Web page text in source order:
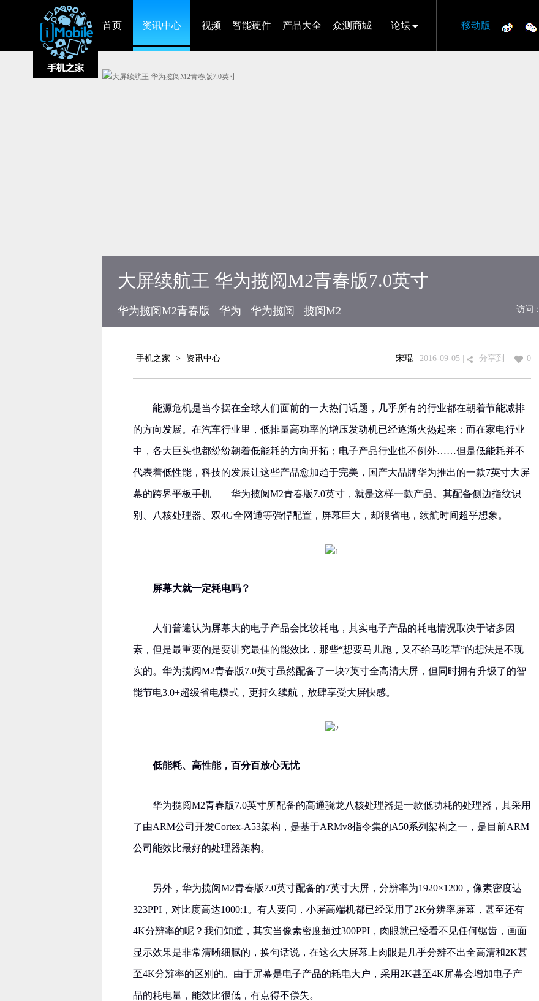
首页 资讯中心 视频 智能硬件 产品大全 众测商城 论坛 移动版
大屏续航王 华为揽阅M2青春版7.0英寸
华为揽阅M2青春版 华为 华为揽阅 揽阅M2 访问：
手机之家 > 资讯中心 宋琨 | 2016-09-05 | 分享到 0
能源危机是当今摆在全球人们面前的一大热门话题，几乎所有的行业都在朝着节能减排
的方向发展。在汽车行业里，低排量高功率的增压发动机已经逐渐火热起来；而在家电行业
中，各大巨头也都纷纷朝着低能耗的方向开拓；电子产品行业也不例外……但是低能耗并不
代表着低性能，科技的发展让这些产品愈加趋于完美，国产大品牌华为推出的一款7英寸大屏
幕的跨界平板手机——华为揽阅M2青春版7.0英寸，就是这样一款产品。其配备侧边指纹识
别、八核处理器、双4G全网通等强悍配置，屏幕巨大，却很省电，续航时间超乎想象。
屏幕大就一定耗电吗？
人们普遍认为屏幕大的电子产品会比较耗电，其实电子产品的耗电情况取决于诸多因
素，但是最重要的是要讲究最佳的能效比，那些“想要马儿跑，又不给马吃草”的想法是不现
实的。华为揽阅M2青春版7.0英寸虽然配备了一块7英寸全高清大屏，但同时拥有升级了的智
能节电3.0+超级省电模式，更持久续航，放肆享受大屏快感。
低能耗、高性能，百分百放心无忧
华为揽阅M2青春版7.0英寸所配备的高通骁龙八核处理器是一款低功耗的处理器，其采用
了由ARM公司开发Cortex-A53架构，是基于ARMv8指令集的A50系列架构之一，是目前ARM
公司能效比最好的处理器架构。
另外，华为揽阅M2青春版7.0英寸配备的7英寸大屏，分辨率为1920×1200，像素密度达
323PPI，对比度高达1000:1。有人要问，小屏高端机都已经采用了2K分辨率屏幕，甚至还有
4K分辨率的呢？我们知道，其实当像素密度超过300PPI，肉眼就已经看不见任何锯齿，画面
显示效果是非常清晰细腻的，换句话说，在这么大屏幕上肉眼是几乎分辨不出全高清和2K甚
至4K分辨率的区别的。由于屏幕是电子产品的耗电大户，采用2K甚至4K屏幕会增加电子产
品的耗电量，能效比很低，有点得不偿失。